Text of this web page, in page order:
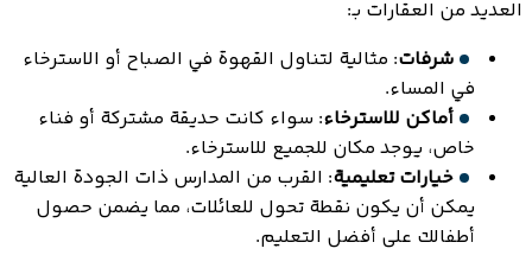
العديد من العقارات بـ:
شرفات: مثالية لتناول القهوة في الصباح أو الاسترخاء
في المساء.
أماكن للاسترخاء: سواء كانت حديقة مشتركة أو فناء
خاص، يوجد مكان للجميع للاسترخاء.
خيارات تعليمية: القرب من المدارس ذات الجودة العالية
يمكن أن يكون نقطة تحول للعائلات، مما يضمن حصول
أطفالك على أفضل التعليم.